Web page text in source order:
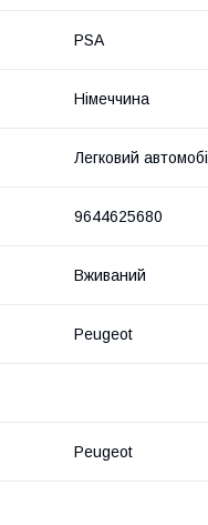
PSA
Німеччина
Легковий
9644625680
Вживаний
Peugeot
Peugeot